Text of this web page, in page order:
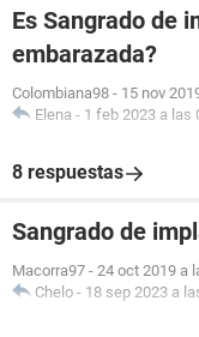
Es Sangrado de
embarazada?
Colombiana98 - 15 nov
Elena - 1 feb 2023 a las
8 respuestas
Sangrado de
Macorra97 - 24 oct 2019 a
Chelo - 18 sep 2023 a